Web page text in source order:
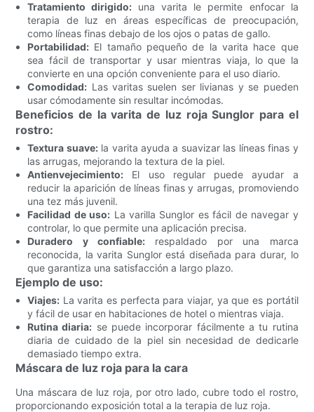
Tratamiento dirigido: una varita le permite enfocar la
terapia de luz en áreas específicas de preocupación,
como líneas finas debajo de los ojos o patas de gallo.
Portabilidad: El tamaño pequeño de la varita hace que
sea fácil de transportar y usar mientras viaja, lo que la
convierte en una opción conveniente para el uso diario.
Comodidad: Las varitas suelen ser livianas y se pueden
usar cómodamente sin resultar incómodas.
Beneficios de la varita de luz roja Sunglor para el
rostro:
Textura suave:la varita ayuda a suavizar las líneas finas y
las arrugas, mejorando la textura de la piel.
Antienvejecimiento: El uso regular puede ayudar a
reducir la aparición de líneas finas y arrugas, promoviendo
una tez más juvenil.
Facilidad de uso: La varilla Sunglor es fácil de navegar y
controlar, lo que permite una aplicación precisa.
Duradero y confiable: respaldado por una marca
reconocida, la varita Sunglor está diseñada para durar, lo
que garantiza una satisfacción a largo plazo.
Ejemplo de uso:
Viajes: La varita es perfecta para viajar, ya que es portátil
y fácil de usar en habitaciones de hotel o mientras viaja.
Rutina diaria: se puede incorporar fácilmente a tu rutina
diaria de cuidado de la piel sin necesidad de dedicarle
demasiado tiempo extra.
Máscara de luz roja para la cara
Una máscara de luz roja, por otro lado, cubre todo el rostro,
proporcionando exposición total a la terapia de luz roja.